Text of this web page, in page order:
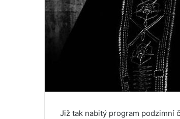
Již tak nabitý program podzimní